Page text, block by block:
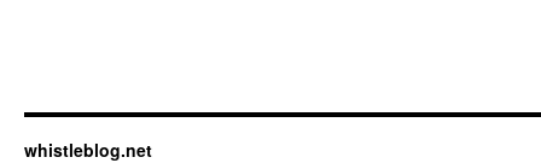
whistleblog.net